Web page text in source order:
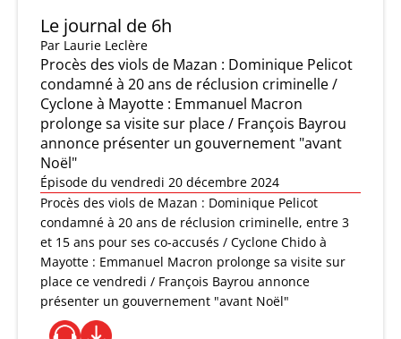
Le journal de 6h
Par Laurie Leclère
Procès des viols de Mazan : Dominique Pelicot
condamné à 20 ans de réclusion criminelle /
Cyclone à Mayotte : Emmanuel Macron
prolonge sa visite sur place / François Bayrou
annonce présenter un gouvernement "avant
Noël"
Épisode du vendredi 20 décembre 2024
Procès des viols de Mazan : Dominique Pelicot
condamné à 20 ans de réclusion criminelle, entre 3
et 15 ans pour ses co-accusés / Cyclone Chido à
Mayotte : Emmanuel Macron prolonge sa visite sur
place ce vendredi / François Bayrou annonce
présenter un gouvernement "avant Noël"